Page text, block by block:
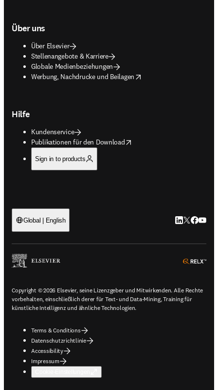
Über uns
Über Elsevier
Stellenangebote & Karriere
Globale Medienbeziehungen
Werbung, Nachdrucke und Beilagen
opens in new tab/window
Hilfe
Kundenservice
Publikationen für den Download
opens in new tab/window
Sign in to products
Global | English LinkedIn
Twitter
Copyright © 2026 Elsevier, seine Lizenzgeber und Mitwirkenden. Alle Rechte
vorbehalten, einschließlich derer für Text- und Data-Mining, Training für
künstliche Intelligenz und ähnliche Technologien.
Terms & Conditions
Datenschutzrichtlinie
Accessibility
Impressum